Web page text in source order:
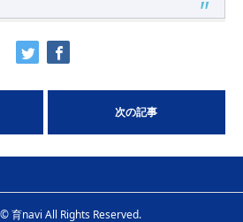
次の記事
育navi All Rights Reserved.